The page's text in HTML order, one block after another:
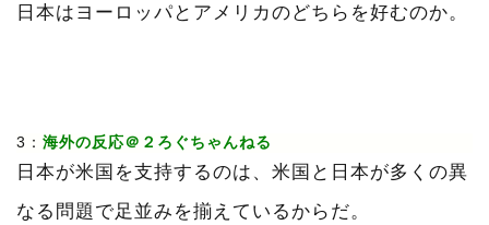
日本はヨーロッパとアメリカのどちらを好むのか。
3： 海外の反応＠２ろぐちゃんねる
日本が米国を支持するのは、米国と日本が多くの異
なる問題で足並みを揃えているからだ。